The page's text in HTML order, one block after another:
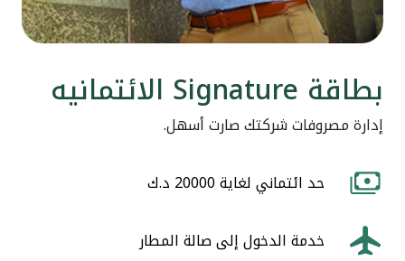
بطاقة Signature الائتمانيه
إدارة مصروفات شركتك صارت أسهل.
حد ائتماني لغاية 20000 د.ك
خدمة الدخول إلى صالة المطار